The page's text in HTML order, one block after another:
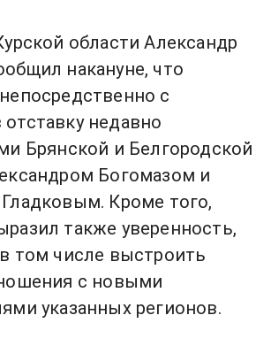
области Александр
накануне, что
с
недавно
Брянской и Белгородской
Богомазом и
Кроме того,
также уверенность,
том числе выстроить
с новыми
указанных регионов.